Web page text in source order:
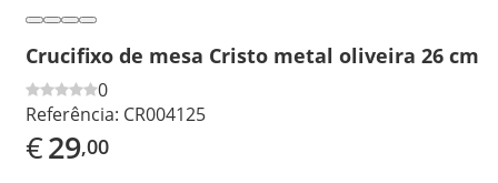
Crucifixo de mesa Cristo metal oliveira 26 cm
0
Referência: CR004125
€29,00